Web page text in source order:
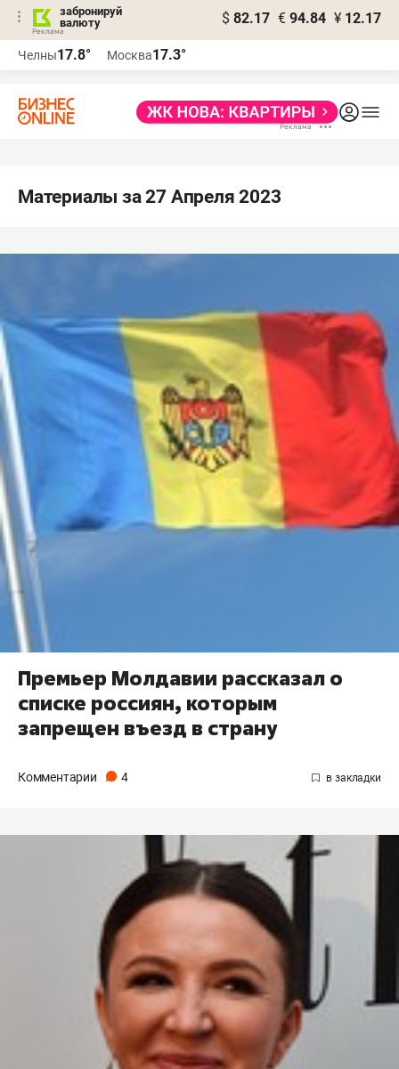
забронируй
валюту
$ 82.17 € 94.84 ¥ 12.17
Челны17.8° Москва17.3°
Материалы за 27 Апреля 2023
Премьер Молдавии рассказал о
списке россиян, которым
запрещен въезд в страну
Комментарии 4